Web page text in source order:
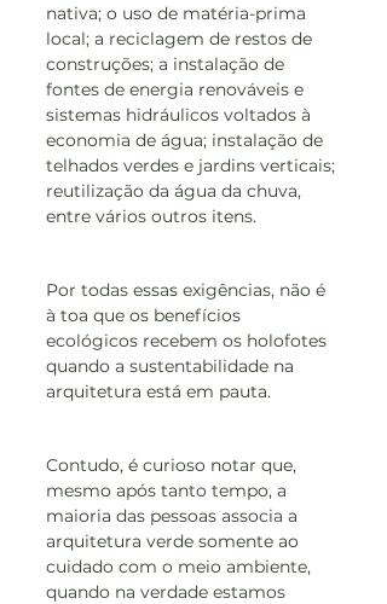
nativa; o uso de matéria-prima
local; a reciclagem de restos de
construções; a instalação de
fontes de energia renováveis e
sistemas hidráulicos voltados à
economia de água; instalação de
telhados verdes e jardins verticais;
reutilização da água da chuva,
entre vários outros itens.
Por todas essas exigências, não é
à toa que os benefícios
ecológicos recebem os holofotes
quando a sustentabilidade na
arquitetura está em pauta.
Contudo, é curioso notar que,
mesmo após tanto tempo, a
maioria das pessoas associa a
arquitetura verde somente ao
cuidado com o meio ambiente,
quando na verdade estamos